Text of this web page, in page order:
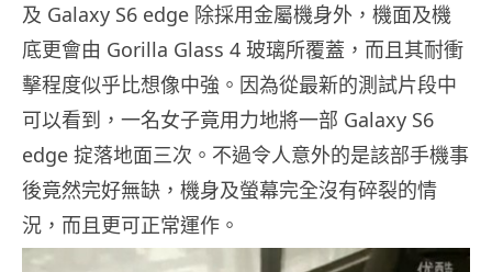
及 Galaxy S6 edge 除採用金屬機身外，機面及機
底更會由 Gorilla Glass 4 玻璃所覆蓋，而且其耐衝
擊程度似乎比想像中強。因為從最新的測試片段中
可以看到，一名女子竟用力地將一部 Galaxy S6
edge 掟落地面三次。不過令人意外的是該部手機事
後竟然完好無缺，機身及螢幕完全沒有碎裂的情
況，而且更可正常運作。